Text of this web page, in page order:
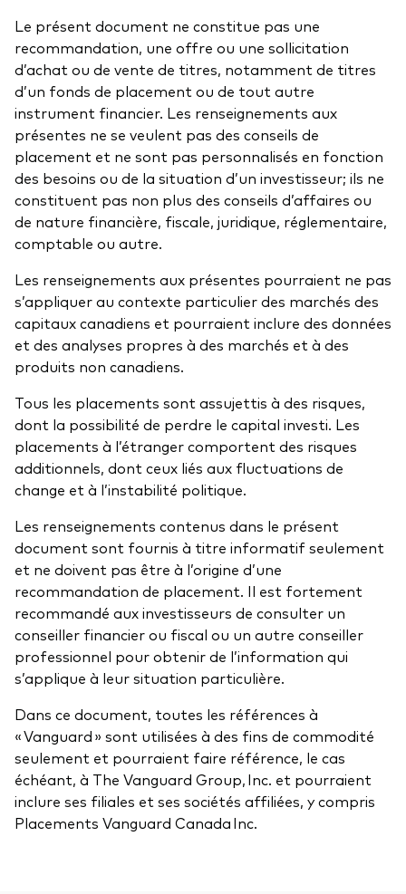
Le présent document ne constitue pas une
recommandation, une offre ou une sollicitation
d’achat ou de vente de titres, notamment de titres
d’un fonds de placement ou de tout autre
instrument financier. Les renseignements aux
présentes ne se veulent pas des conseils de
placement et ne sont pas personnalisés en fonction
des besoins ou de la situation d’un investisseur; ils ne
constituent pas non plus des conseils d’affaires ou
de nature financière, fiscale, juridique, réglementaire,
comptable ou autre.
Les renseignements aux présentes pourraient ne pas
s’appliquer au contexte particulier des marchés des
capitaux canadiens et pourraient inclure des données
et des analyses propres à des marchés et à des
produits non canadiens.
Tous les placements sont assujettis à des risques,
dont la possibilité de perdre le capital investi. Les
placements à l’étranger comportent des risques
additionnels, dont ceux liés aux fluctuations de
change et à l’instabilité politique.
Les renseignements contenus dans le présent
document sont fournis à titre informatif seulement
et ne doivent pas être à l’origine d’une
recommandation de placement. Il est fortement
recommandé aux investisseurs de consulter un
conseiller financier ou fiscal ou un autre conseiller
professionnel pour obtenir de l’information qui
s’applique à leur situation particulière.
Dans ce document, toutes les références à
« Vanguard » sont utilisées à des fins de commodité
seulement et pourraient faire référence, le cas
échéant, à The Vanguard Group, Inc. et pourraient
inclure ses filiales et ses sociétés affiliées, y compris
Placements Vanguard Canada Inc.